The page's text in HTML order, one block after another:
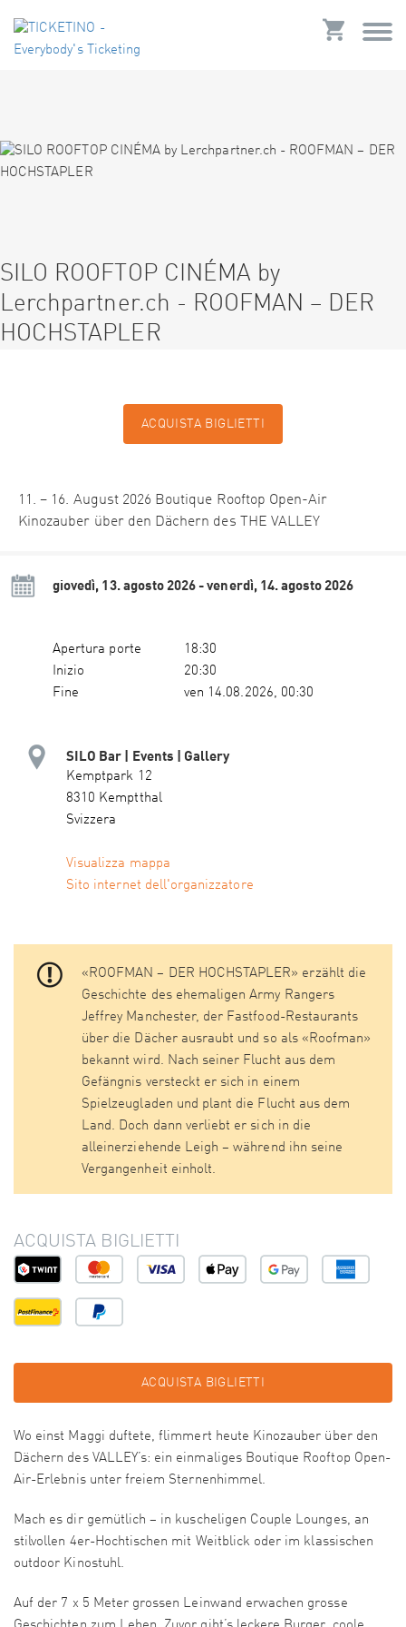
SILO ROOFTOP CINÉMA by
Lerchpartner.ch - ROOFMAN – DER
HOCHSTAPLER
ACQUISTA BIGLIETTI
11. – 16. August 2026 Boutique Rooftop Open-Air
Kinozauber über den Dächern des THE VALLEY
giovedì, 13. agosto 2026 - venerdì, 14. agosto 2026
Apertura porte
18:30
Inizio
20:30
Fine
ven 14.08.2026, 00:30
SILO Bar | Events | Gallery
Kemptpark 12
8310 Kemptthal
Svizzera
Visualizza mappa
Sito internet dell'organizzatore
«ROOFMAN – DER HOCHSTAPLER» erzählt die
Geschichte des ehemaligen Army Rangers
Jeffrey Manchester, der Fastfood-Restaurants
über die Dächer ausraubt und so als «Roofman»
bekannt wird. Nach seiner Flucht aus dem
Gefängnis versteckt er sich in einem
Spielzeugladen und plant die Flucht aus dem
Land. Doch dann verliebt er sich in die
alleinerziehende Leigh – während ihn seine
Vergangenheit einholt.
ACQUISTA BIGLIETTI
ACQUISTA BIGLIETTI
Wo einst Maggi duftete, flimmert heute Kinozauber über den
Dächern des VALLEY’s: ein einmaliges Boutique Rooftop Open-
Air-Erlebnis unter freiem Sternenhimmel.
Mach es dir gemütlich – in kuscheligen Couple Lounges, an
stilvollen 4er-Hochtischen mit Weitblick oder im klassischen
outdoor Kinostuhl.
Auf der 7 x 5 Meter grossen Leinwand erwachen grosse